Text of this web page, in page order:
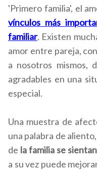
'Primero familia', el
vínculos más
familiar. Existen
amor entre pareja,
a nosotros mismos,
agradables en una
especial.
Una muestra de
una palabra de
de la familia se
a su vez puede